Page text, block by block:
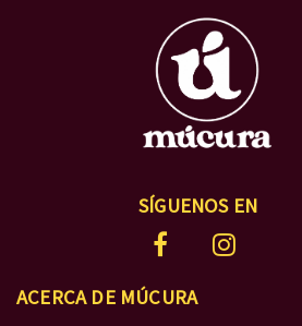
SÍGUENOS EN
ACERCA DE MÚCURA